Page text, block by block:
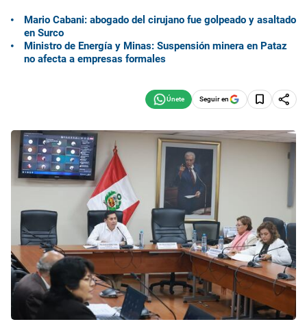
Mario Cabani: abogado del cirujano fue golpeado y asaltado
en Surco
Ministro de Energía y Minas: Suspensión minera en Pataz
no afecta a empresas formales
Seguir en